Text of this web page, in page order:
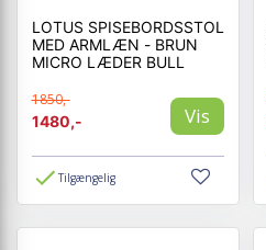
LOTUS SPISEBORDSSTOL
MED ARMLÆN - BRUN
MICRO LÆDER BULL
1850,-
1480,-
Vis
Tilgængelig